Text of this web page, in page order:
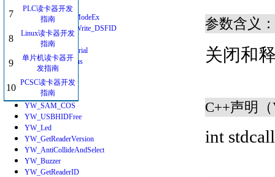
YW_ComInitial
YW_SearchCardModeEx
YW_ISO15693_Write_DSFID
DES3_CBC
YW_GetReaderSerial
YW_AntennaStatus
DES3
YW_ComFree
YW_RequestCard
YW_SAM_COS
YW_USBHIDFree
YW_Led
YW_GetReaderVersion
YW_AntiCollideAndSelect
YW_Buzzer
YW_GetReaderID
参数含义：
关闭和
C++声明
int
7
PLC读卡器开发
指南
8
Linux读卡器开发
指南
9
单片机读卡器开
发指南
10 PCSC读卡器开发
指南